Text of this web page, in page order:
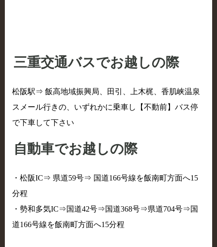
三重交通バスでお越しの際
松阪駅⇒ 飯高地域振興局、田引、上木梶、香肌峡温泉
スメール行きの、いずれかに乗車し【不動前】バス停
で下車して下さい
自動車でお越しの際
・松阪IC⇒ 県道59号⇒ 国道166号線を飯南町方面へ15
分程
・勢和多気IC⇒国道42号⇒国道368号⇒県道704号⇒国
道166号線を飯南町方面へ15分程